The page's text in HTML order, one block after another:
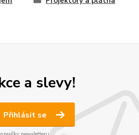
a slevy!
Přihlásit se